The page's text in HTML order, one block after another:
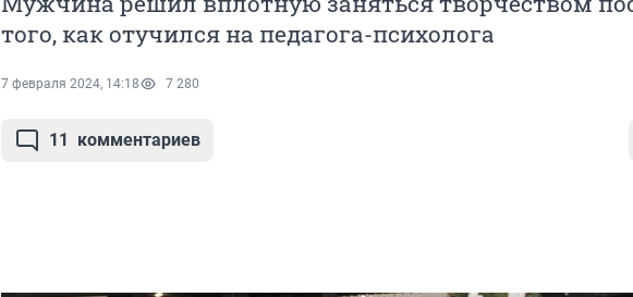
того, как отучился на педагога-психолога
7 февраля 2024, 14:18 7 280
11 комментариев